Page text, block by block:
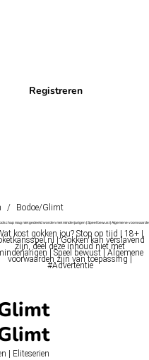
Registreren
/ Bodoe/Glimt
mag niet gedeeld worden met minderjarigen | Speel bewust | Algemene
kost gokken jou? Stop op tijd | 18+ |
| Gokken kan verslavend
zijn, deel deze inhoud niet met
| Speel bewust | Algemene
voorwaarden zijn van toepassing |
#Advertentie
| Eliteserien